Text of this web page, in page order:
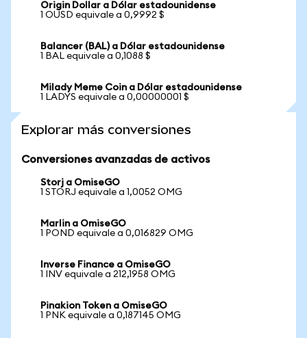
Origin Dollar a Dólar estadounidense
1 OUSD equivale a 0,9992 $
Balancer (BAL) a Dólar estadounidense
1 BAL equivale a 0,1088 $
Milady Meme Coin a Dólar estadounidense
1 LADYS equivale a 0,00000001 $
Explorar más conversiones
Conversiones avanzadas de activos
Storj a OmiseGO
1 STORJ equivale a 1,0052 OMG
Marlin a OmiseGO
1 POND equivale a 0,016829 OMG
Inverse Finance a OmiseGO
1 INV equivale a 212,1958 OMG
Pinakion Token a OmiseGO
1 PNK equivale a 0,187145 OMG